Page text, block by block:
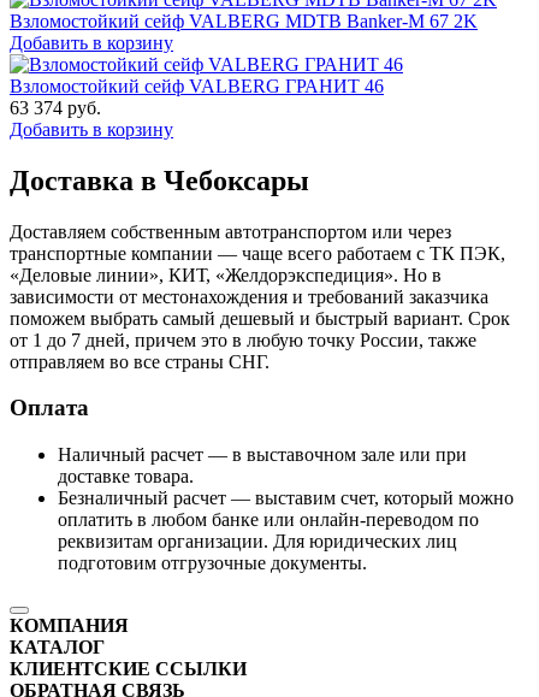
Взломостойкий сейф VALBERG MDTB Banker-M 67 2K
Добавить в корзину
Взломостойкий сейф VALBERG ГРАНИТ 46
63 374 руб.
Добавить в корзину
Доставка в Чебоксары
Доставляем собственным автотранспортом или через
транспортные компании — чаще всего работаем с ТК ПЭК,
«Деловые линии», КИТ, «Желдорэкспедиция». Но в
зависимости от местонахождения и требований заказчика
поможем выбрать самый дешевый и быстрый вариант. Срок
от 1 до 7 дней, причем это в любую точку России, также
отправляем во все страны СНГ.
Оплата
Наличный расчет — в выставочном зале или при
доставке товара.
Безналичный расчет — выставим счет, который можно
оплатить в любом банке или онлайн-переводом по
реквизитам организации. Для юридических лиц
подготовим отгрузочные документы.
КОМПАНИЯ
КАТАЛОГ
КЛИЕНТСКИЕ ССЫЛКИ
ОБРАТНАЯ СВЯЗЬ